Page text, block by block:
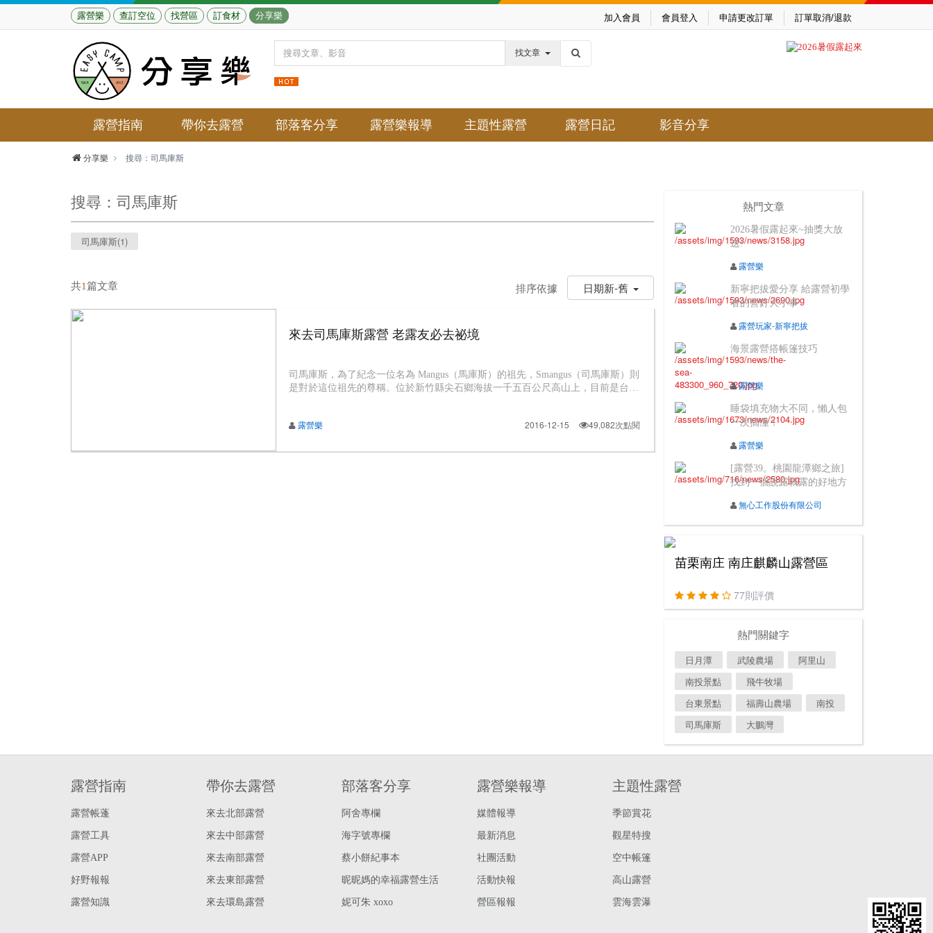
露營樂 查訂空位 找營區 訂食材 分享樂 加入會員 會員登入 申請更改訂單 訂單取消/退款
找文章
露營指南 帶你去露營 部落客分享 露營樂報導 主題性露營 露營日記 影音分享
分享樂 搜尋：司馬庫斯
搜尋： 司馬庫斯
司馬庫斯(1)
共1篇文章 日期新-舊
排序依據
來去司馬庫斯露營 老露友必去祕境
司馬庫斯，為了紀念一位名為 Mangus（馬庫斯）的祖先，Smangus（司馬庫斯）則
是對於這位祖先的尊稱。位於新竹縣尖石鄉海拔一千五百公尺高山上，目前是台灣
露營樂 2016-12-15 49,082次點閱
熱門文章
2026暑假露起來~抽獎大放
送!
露營樂
新寧把拔愛分享 給露營初學
者的營釘大小事
露營玩家-新寧把拔
海景露營搭帳篷技巧
露營樂
睡袋填充物大不同，懶人包
一次搞懂！
露營樂
[露營39。桃園龍潭鄉之旅]
找到一個說露就露的好地方
無心工作股份有限公司
苗栗南庄 南庄麒麟山露營區
77則評價
熱門關鍵字
日月潭 武陵農場
阿里山
南投景點
飛牛牧場
台東景點
福壽山農場
南投
司馬庫斯
大鵬灣
露營指南
露營帳蓬
露營工具
露營APP
好野報報
露營知識
帶你去露營
來去北部露營
來去中部露營
來去南部露營
來去東部露營
來去環島露營
部落客分享
阿舍專欄
海字號專欄
蔡小餅紀事本
昵昵媽的幸福露營生活
妮可朱 xoxo
露營樂報導
媒體報導
最新消息
社團活動
活動快報
營區報報
主題性露營
季節賞花
觀星特搜
空中帳篷
高山露營
雲海雲瀑